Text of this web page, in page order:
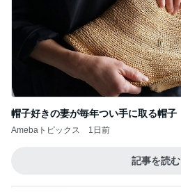
帽子好きの妻が毎年つい手に取る帽子
Amebaトピックス 1日前
記事を読む